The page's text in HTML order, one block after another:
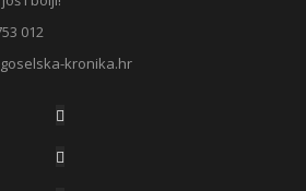
012
kronika.hr